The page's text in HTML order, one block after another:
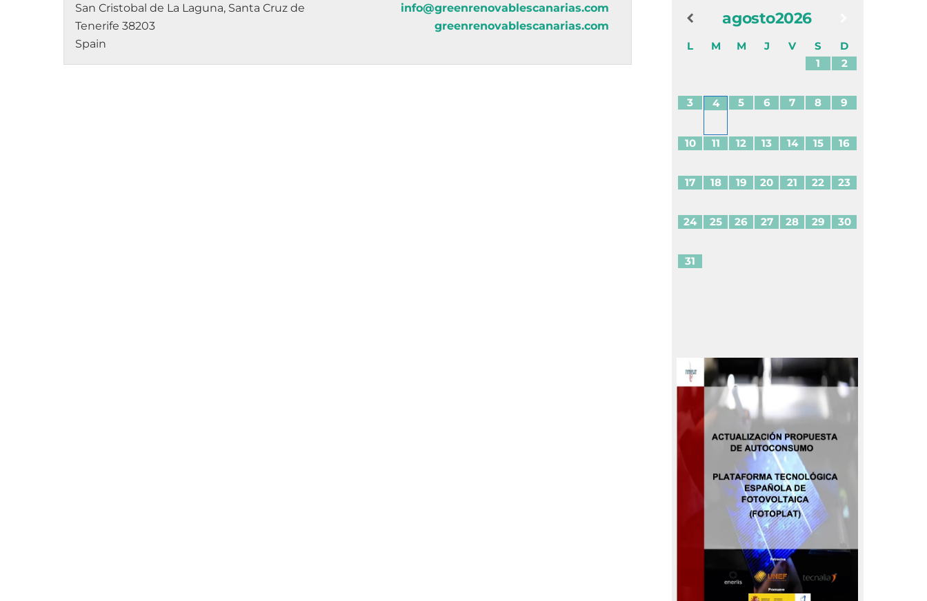
San Cristobal de La Laguna, Santa Cruz de
Tenerife 38203
Spain
info@greenrenovablescanarias.com
greenrenovablescanarias.com
agosto2026
L M M J V S
D
1
2
3 4 5 6 7 8 9
10 11 12 13 14 15 16
17 18 19 20 21 22 23
24 25 26 27 28 29 30
31